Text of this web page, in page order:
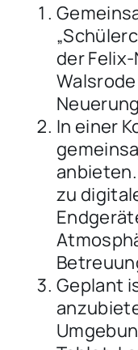
der
In einer
zu
Geplant